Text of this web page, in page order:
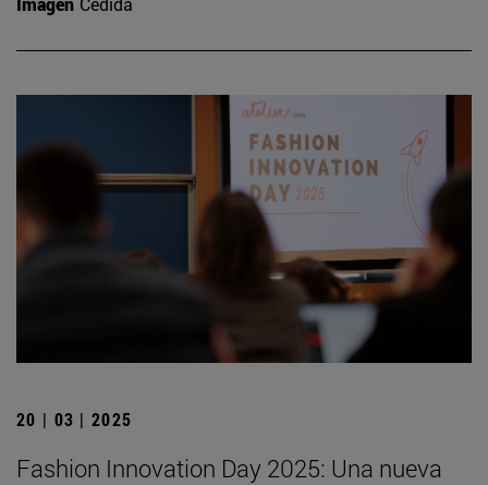
20 | 03 | 2025
Fashion Innovation Day 2025: Una nueva